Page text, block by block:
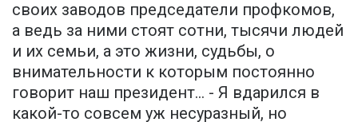
своих заводов председатели профкомов,
а ведь за ними стоят сотни, тысячи людей
и их семьи, а это жизни, судьбы, о
внимательности к которым постоянно
говорит наш президент… - Я вдарился в
какой-то совсем уж несуразный, но